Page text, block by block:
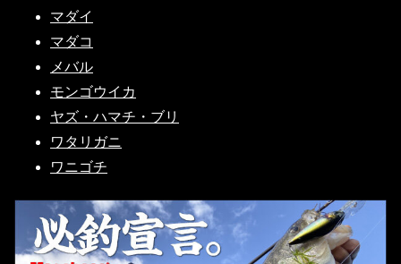
マダイ
マダコ
メバル
モンゴウイカ
ヤズ・ハマチ・ブリ
ワタリガニ
ワニゴチ